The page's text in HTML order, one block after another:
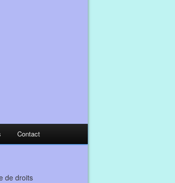
Contact
de droits